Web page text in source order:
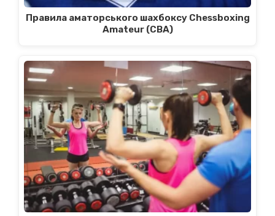
Правила аматорського шахбоксу Chessboxing
Amateur (CBA)